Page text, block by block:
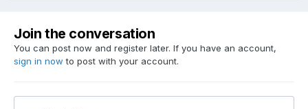
Join the conversation
You can post now and register later. If you have an account,
sign in now to post with your account.